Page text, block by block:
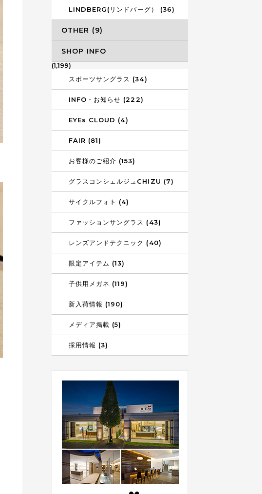
LINDBERG(リンドバーグ） (36)
OTHER (9)
SHOP INFO
(1,199)
スポーツサングラス (34)
INFO・お知らせ (222)
EYEs CLOUD (4)
FAIR (81)
お客様のご紹介 (153)
グラスコンシェルジュCHIZU (7)
サイクルフォト (4)
ファッションサングラス (43)
レンズアンドテクニック (40)
限定アイテム (13)
子供用メガネ (119)
新入荷情報 (190)
メディア掲載 (5)
採用情報 (3)